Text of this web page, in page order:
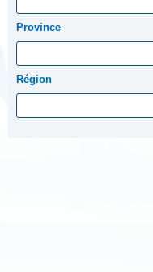
Province
Région